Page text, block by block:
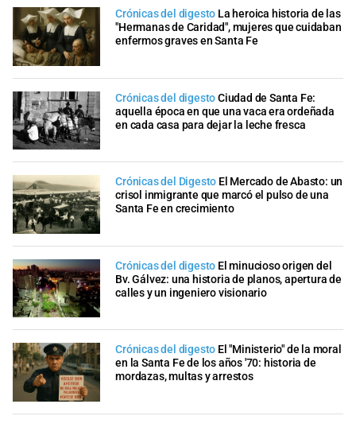
Crónicas del digesto La heroica historia de las
"Hermanas de Caridad", mujeres que cuidaban
enfermos graves en Santa Fe
Crónicas del digestoCiudad de Santa Fe:
aquella época en que una vaca era ordeñada
en cada casa para dejar la leche fresca
Crónicas del Digesto El Mercado de Abasto: un
crisol inmigrante que marcó el pulso de una
Santa Fe en crecimiento
Crónicas del digesto El minucioso origen del
Bv. Gálvez: una historia de planos, apertura de
calles y un ingeniero visionario
Crónicas del digesto El "Ministerio" de la moral
en la Santa Fe de los años '70: historia de
mordazas, multas y arrestos